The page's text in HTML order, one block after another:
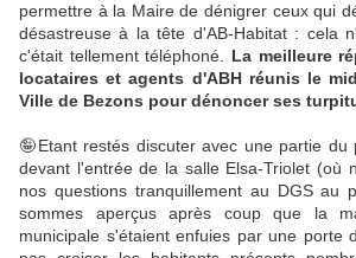
permettre à la Maire de dénigrer ceux qui
désastreuse à la tête d'AB-Habitat: cela
c'était tellement téléphoné. La meilleure
locataires et agents d'ABH réunis le
Ville de Bezons pour dénoncer ses
🤪Etant restés discuter avec une partie du
devant l'entrée de la salle Elsa-Triolet (où
nos questions tranquillement au DGS au
sommes aperçus après coup que la
municipale s'étaient enfuies par une porte